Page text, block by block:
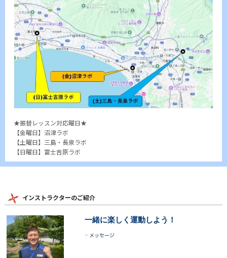
★振替レッスン対応曜日★
【金曜日】 沼津ラボ
【土曜日】 三島・長泉ラボ
【日曜日】 富士吉原ラボ
インストラクターのご紹介
一緒に楽しく運動しよう！
メッセージ